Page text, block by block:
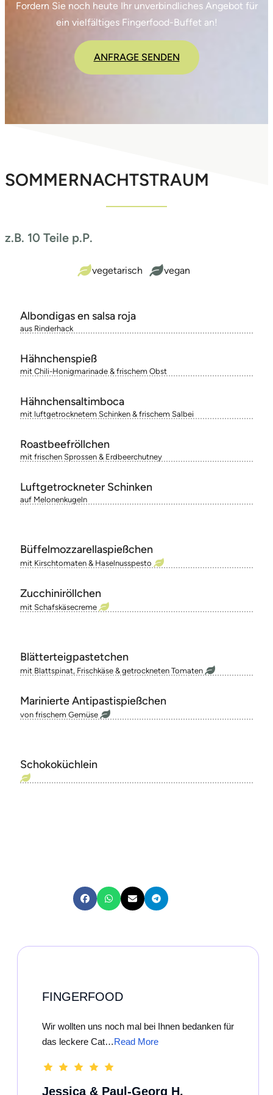
Fordern Sie noch heute Ihr unverbindliches Angebot für
ein vielfältiges Fingerfood-Buffet an!
ANFRAGE SENDEN
SOMMERNACHTSTRAUM
z.B. 10 Teile p.P.
vegetarisch vegan
Albondigas en salsa roja
aus Rinderhack
Hähnchenspieß
mit Chili-Honigmarinade & frischem Obst
Hähnchensaltimboca
mit luftgetrocknetem Schinken & frischem Salbei
Roastbeefröllchen
mit frischen Sprossen & Erdbeerchutney
Luftgetrockneter Schinken
auf Melonenkugeln
Büffelmozzarellaspießchen
mit Kirschtomaten & Haselnusspesto
Zucchiniröllchen
mit Schafskäsecreme
Blätterteigpastetchen
mit Blattspinat, Frischkäse & getrockneten Tomaten
Marinierte Antipastispießchen
von frischem Gemüse
Schokoküchlein
FINGERFOOD
Wir wollten uns noch mal bei Ihnen bedanken für
das leckere Cat…Read More
Jessica & Paul-Georg H.